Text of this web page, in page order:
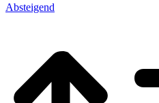
Absteigend